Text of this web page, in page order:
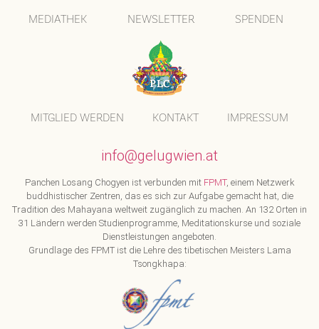
MEDIATHEK NEWSLETTER SPENDEN
MITGLIED WERDEN KONTAKT IMPRESSUM
info@gelugwien.at
Panchen Losang Chogyen ist verbunden mit FPMT, einem Netzwerk
buddhistischer Zentren, das es sich zur Aufgabe gemacht hat, die
Tradition des Mahayana weltweit zugänglich zu machen. An 132 Orten in
31 Ländern werden Studienprogramme, Meditationskurse und soziale
Dienstleistungen angeboten.
Grundlage des FPMT ist die Lehre des tibetischen Meisters Lama
Tsongkhapa: